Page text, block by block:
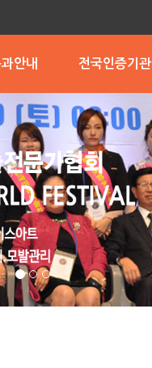
안내
메이크업
쉬(속눈썹
분과
과
관리분과
트관리분
전국인증기관
서울.인천
경기.강원
대전.충청
광주.전라
대구.경북
부산.울산.경남
제주.해외